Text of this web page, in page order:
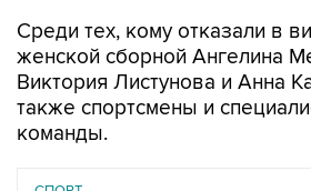
Среди тех, кому отказали в
женской сборной Ангелина
Виктория Листунова и Анна
также спортсмены и
команды.